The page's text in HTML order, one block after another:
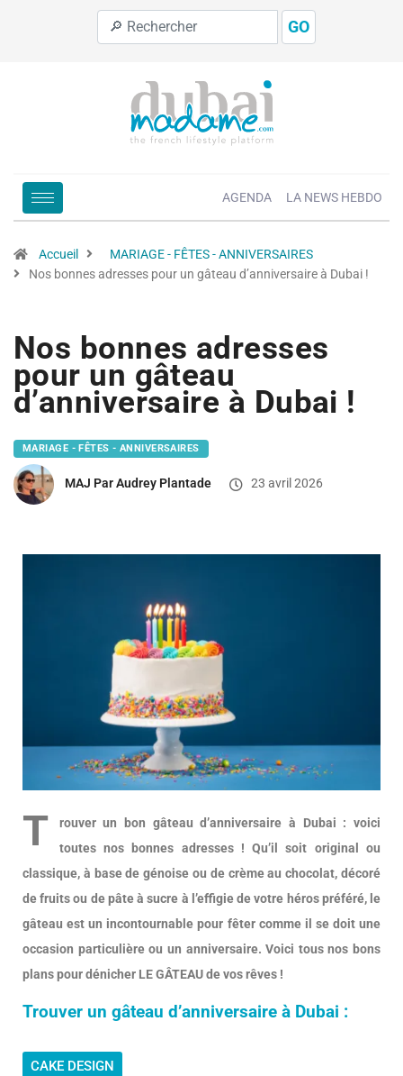
GO
AGENDA LA NEWS HEBDO
Accueil
MARIAGE - FÊTES - ANNIVERSAIRES
Nos bonnes adresses pour un gâteau d’anniversaire à Dubai !
Nos bonnes adresses
pour un gâteau
d’anniversaire à Dubai !
MARIAGE - FÊTES - ANNIVERSAIRES
MAJ Par Audrey Plantade 23 avril 2026
T
rouver un bon gâteau d’anniversaire à Dubai : voici
toutes nos bonnes adresses ! Qu’il soit original ou
classique, à base de génoise ou de crème au chocolat, décoré
de fruits ou de pâte à sucre à l’effigie de votre héros préféré, le
gâteau est un incontournable pour fêter comme il se doit une
occasion particulière ou un anniversaire. Voici tous nos bons
plans pour dénicher LE GÂTEAU de vos rêves !
Trouver un gâteau d’anniversaire à Dubai :
CAKE DESIGN